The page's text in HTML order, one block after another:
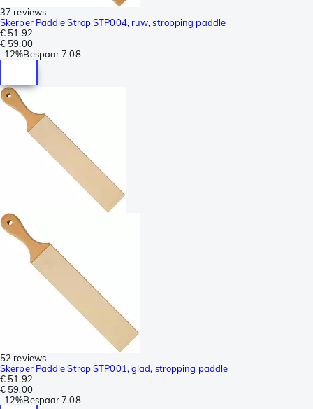
37 reviews
Skerper Paddle Strop STP004, ruw, stropping paddle
€ 51,92
€ 59,00
-12%Bespaar 7,08
52 reviews
Skerper Paddle Strop STP001, glad, stropping paddle
€ 51,92
€ 59,00
-12%Bespaar 7,08